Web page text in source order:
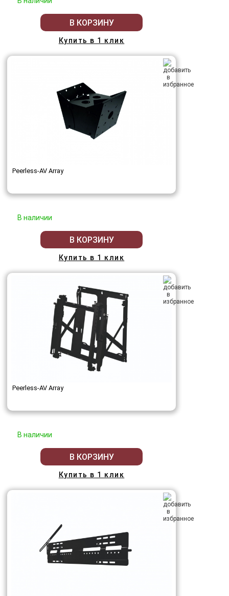
В КОРЗИНУ
Купить в 1 клик
Peerless-AV Array
В наличии
В КОРЗИНУ
Купить в 1 клик
Peerless-AV Array
В наличии
В КОРЗИНУ
Купить в 1 клик